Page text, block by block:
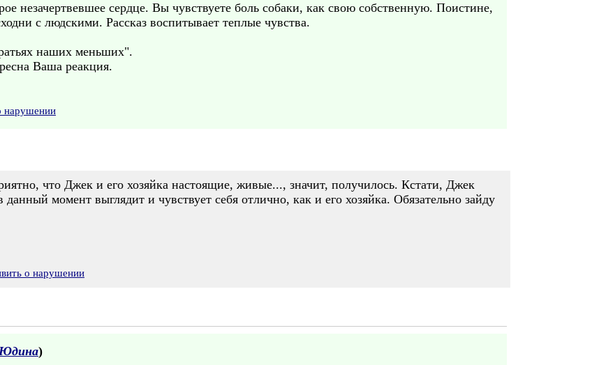
незачертвевшее сердце. Вы чувствуете боль собаки, как свою собственную. Поистине,
с людскими. Рассказ воспитывает теплые чувства.
наших меньших".
Ваша реакция.
нарушении
что Джек и его хозяйка настоящие, живые..., значит, получилось. Кстати, Джек
момент выглядит и чувствует себя отлично, как и его хозяйка. Обязательно зайду
о нарушении
)